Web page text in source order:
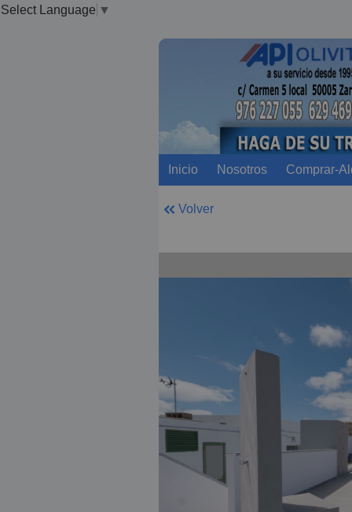
Select Language ▼
Inicio Nosotros Comprar-
Volver